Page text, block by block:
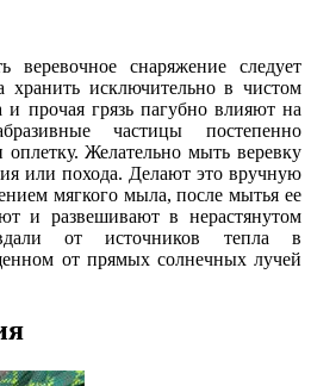
веревочное снаряжение следует
хранить исключительно в чистом
и прочая грязь пагубно влияют на
частицы постепенно
Желательно мыть веревку
или похода. Делают это вручную
мягкого мыла, после мытья ее
и развешивают в нерастянутом
от источников тепла в
от прямых солнечных лучей